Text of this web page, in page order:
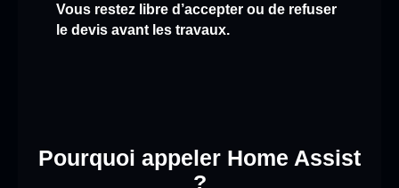
Vous restez libre d’accepter ou de refuser
le devis avant les travaux.
Pourquoi appeler Home Assist
?